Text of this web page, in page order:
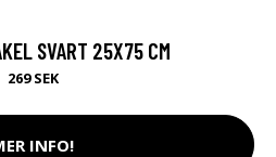
SVART 25X75 CM
269 SEK
INFO!